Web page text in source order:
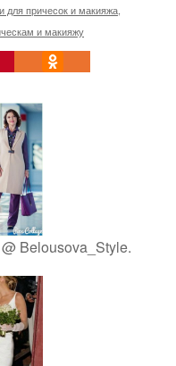
для причесок и макияжа
и макияжу
Belousova_Style.